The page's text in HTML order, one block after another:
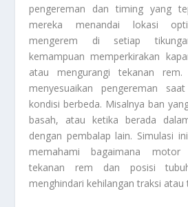
pengereman dan timing yang
mereka menandai lokasi
mengerem di setiap
kemampuan memperkirakan
atau mengurangi tekanan
menyesuaikan pengereman
kondisi berbeda. Misalnya ban
basah, atau ketika berada
dengan pembalap lain. Simulasi
memahami bagaimana motor
tekanan rem dan posisi
menghindari kehilangan traksi atau